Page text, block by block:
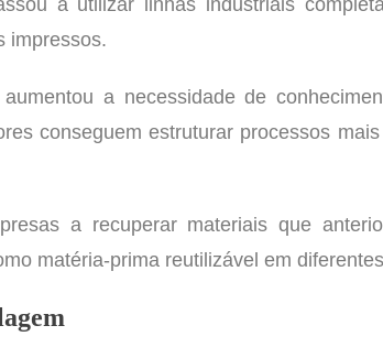
impressos.
a necessidade de
conseguem estruturar processos
a recuperar materiais que
matéria-prima reutilizável em